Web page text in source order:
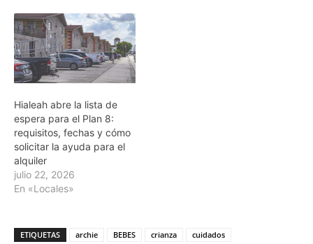
Hialeah abre la lista de
espera para el Plan 8:
requisitos, fechas y cómo
solicitar la ayuda para el
alquiler
julio 22, 2026
En «Locales»
ETIQUETAS archie BEBES crianza
cuidados